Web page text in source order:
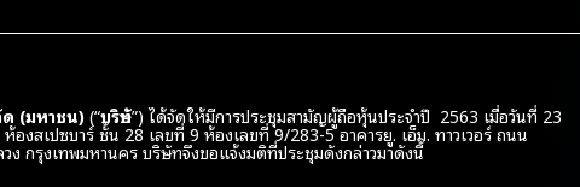
ด (มหาชน)(“บริษัท”) ได้จัดให้มีการประชุมสามัญผู้ถือหุ้นประจำปี 2563 เมื่อวันที่ 23
งสเปซบาร์ ชั้น 28 เลขที่ 9 ห้องเลขที่ 9/283-5 อาคารยู. เอ็ม. ทาวเวอร์ ถนน
ง กรุงเทพมหานคร บริษัทจึงขอแจ้งมติที่ประชุมดังกล่าวมาดังนี้